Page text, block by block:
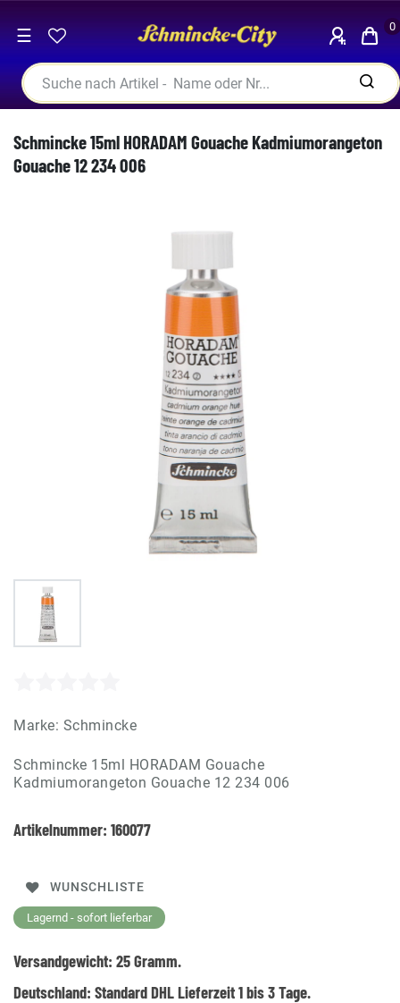
☰ 0
Schmincke 15ml HORADAM Gouache Kadmiumorangeton
Gouache 12 234 006
Marke: Schmincke
Schmincke 15ml HORADAM Gouache
Kadmiumorangeton Gouache 12 234 006
Artikelnummer: 160077
WUNSCHLISTE
Lagernd - sofort lieferbar
Versandgewicht: 25Gramm.
Deutschland: Standard DHL Lieferzeit 1 bis 3 Tage.